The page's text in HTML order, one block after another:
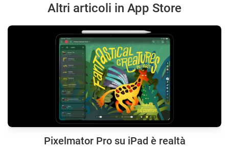
Altri articoli in App Store
Pixelmator Pro su iPad è realtà